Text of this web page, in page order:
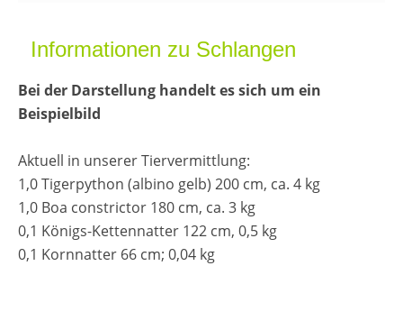
Informationen zu Schlangen
Bei der Darstellung handelt es sich um ein
Beispielbild
Aktuell in unserer Tiervermittlung:
1,0 Tigerpython (albino gelb) 200 cm, ca. 4 kg
1,0 Boa constrictor 180 cm, ca. 3 kg
0,1 Königs-Kettennatter 122 cm, 0,5 kg
0,1 Kornnatter 66 cm; 0,04 kg